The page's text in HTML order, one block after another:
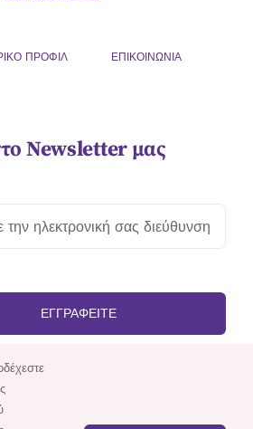
ΠΡΟΦΙΛ ΕΠΙΚΟΙΝΩΝΙΑ
Newsletter μας
ΕΓΓΡΑΦΕΊΤΕ